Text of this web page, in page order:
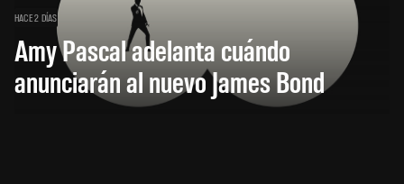
HACE 2 DÍAS
Amy Pascal adelanta cuándo
anunciarán al nuevo James Bond